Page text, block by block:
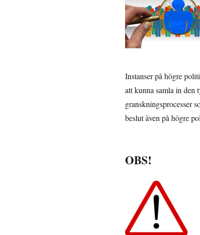
Instanser på högre
att kunna samla in den
granskningsprocesser
beslut även på högre
OBS!